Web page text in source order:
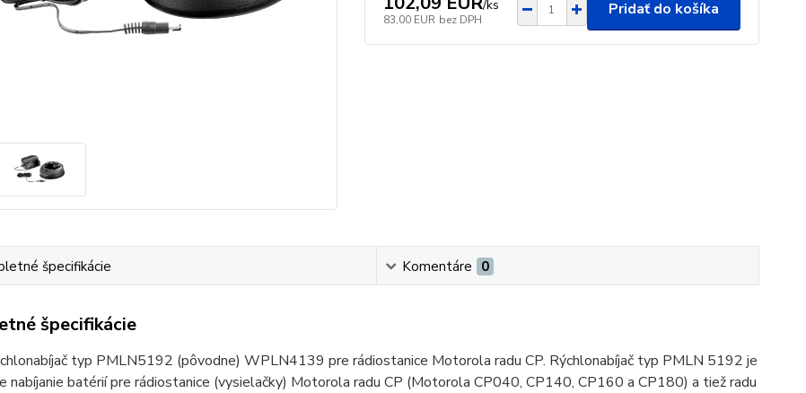
/ks
83,00 EUR bez DPH
Pridať do košíka
špecifikácie Komentáre 0
špecifikácie
typ PMLN5192 (pôvodne) WPLN4139 pre rádiostanice Motorola radu CP. Rýchlonabíjač typ PMLN 5192 je
nabíjanie batérií pre rádiostanice (vysielačky) Motorola radu CP (Motorola CP040, CP140, CP160 a CP180) a tiež radu